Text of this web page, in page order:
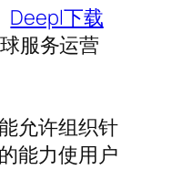
Deepl下载
服务运营
允许组织针
能力使用户